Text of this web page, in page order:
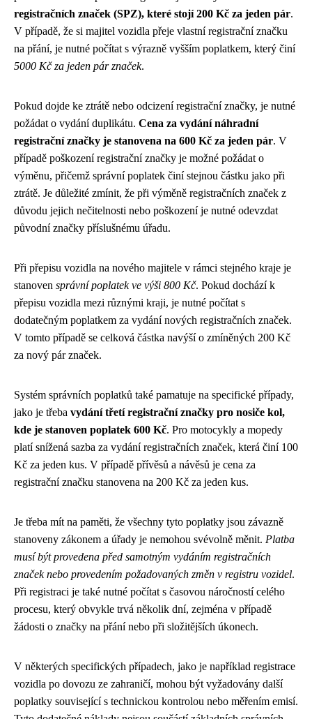
registračních značek (SPZ), které stojí 200 Kč za jeden pár.
V případě, že si majitel vozidla přeje vlastní registrační značku
na přání, je nutné počítat s výrazně vyšším poplatkem, který činí
5000 Kč za jeden pár značek.
Pokud dojde ke ztrátě nebo odcizení registrační značky, je nutné
požádat o vydání duplikátu. Cena za vydání náhradní
registrační značky je stanovena na 600 Kč za jeden pár. V
případě poškození registrační značky je možné požádat o
výměnu, přičemž správní poplatek činí stejnou částku jako při
ztrátě. Je důležité zmínit, že při výměně registračních značek z
důvodu jejich nečitelnosti nebo poškození je nutné odevzdat
původní značky příslušnému úřadu.
Při přepisu vozidla na nového majitele v rámci stejného kraje je
stanoven správní poplatek ve výši 800 Kč. Pokud dochází k
přepisu vozidla mezi různými kraji, je nutné počítat s
dodatečným poplatkem za vydání nových registračních značek.
V tomto případě se celková částka navýší o zmíněných 200 Kč
za nový pár značek.
Systém správních poplatků také pamatuje na specifické případy,
jako je třeba vydání třetí registrační značky pro nosiče kol,
kde je stanoven poplatek 600 Kč. Pro motocykly a mopedy
platí snížená sazba za vydání registračních značek, která činí 100
Kč za jeden kus. V případě přívěsů a návěsů je cena za
registrační značku stanovena na 200 Kč za jeden kus.
Je třeba mít na paměti, že všechny tyto poplatky jsou závazně
stanoveny zákonem a úřady je nemohou svévolně měnit. Platba
musí být provedena před samotným vydáním registračních
značek nebo provedením požadovaných změn v registru vozidel.
Při registraci je také nutné počítat s časovou náročností celého
procesu, který obvykle trvá několik dní, zejména v případě
žádosti o značky na přání nebo při složitějších úkonech.
V některých specifických případech, jako je například registrace
vozidla po dovozu ze zahraničí, mohou být vyžadovány další
poplatky související s technickou kontrolou nebo měřením emisí.